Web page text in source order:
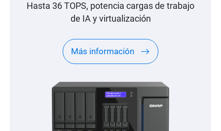
Hasta 36 TOPS, potencia cargas de trabajo
de IA y virtualización
Más información